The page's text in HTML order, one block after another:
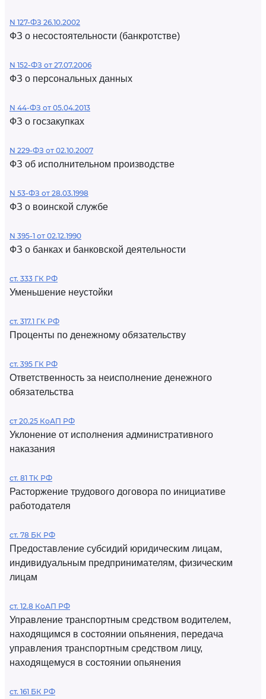
N 127-ФЗ 26.10.2002
ФЗ о несостоятельности (банкротстве)
N 152-ФЗ от 27.07.2006
ФЗ о персональных данных
N 44-ФЗ от 05.04.2013
ФЗ о госзакупках
N 229-ФЗ от 02.10.2007
ФЗ об исполнительном производстве
N 53-ФЗ от 28.03.1998
ФЗ о воинской службе
N 395-1 от 02.12.1990
ФЗ о банках и банковской деятельности
ст. 333 ГК РФ
Уменьшение неустойки
ст. 317.1 ГК РФ
Проценты по денежному обязательству
ст. 395 ГК РФ
Ответственность за неисполнение денежного
обязательства
ст 20.25 КоАП РФ
Уклонение от исполнения административного
наказания
ст. 81 ТК РФ
Расторжение трудового договора по инициативе
работодателя
ст. 78 БК РФ
Предоставление субсидий юридическим лицам,
индивидуальным предпринимателям, физическим
лицам
ст. 12.8 КоАП РФ
Управление транспортным средством водителем,
находящимся в состоянии опьянения, передача
управления транспортным средством лицу,
находящемуся в состоянии опьянения
ст. 161 БК РФ